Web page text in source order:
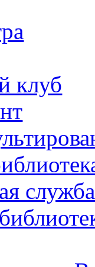
клуб
служба